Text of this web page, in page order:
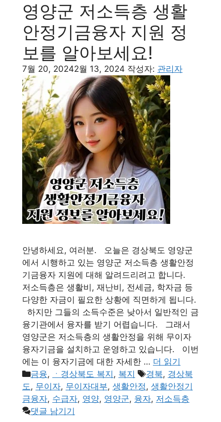
영양군 저소득층 생활
안정기금융자 지원 정
보를 알아보세요!
7월 20, 20242월 13, 2024 작성자: 관리자
안녕하세요, 여러분. 오늘은 경상북도 영양군
에서 시행하고 있는 영양군 저소득층 생활안정
기금융자 지원에 대해 알려드리려고 합니다.
저소득층은 생활비, 재난비, 전세금, 학자금 등
다양한 자금이 필요한 상황에 직면하게 됩니다.
하지만 그들의 소득수준은 낮아서 일반적인 금
융기관에서 융자를 받기 어렵습니다. 그래서
영양군은 저소득층의 생활안정을 위해 무이자
융자기금을 설치하고 운영하고 있습니다. 이번
에는 이 융자기금에 대한 자세한 … 더 읽기
카
테
고
리
금융, ㆍ경상북도 복지 , 복지
태
그
경북, 경상북
도, 무이자, 무이자대부, 생활안정, 생활안정기
금융자, 수급자, 영양, 영양군, 융자, 저소득층
댓글 남기기